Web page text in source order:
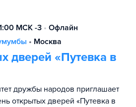
МСК -3 • Офлайн
• Москва
дверей «Путевка в
дружбы народов приглашает
открытых дверей «Путевка в